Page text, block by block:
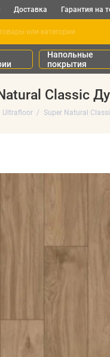
Доставка Гарантия на
Напольные
покрытия
Classic
Ultrafloor Super Natural